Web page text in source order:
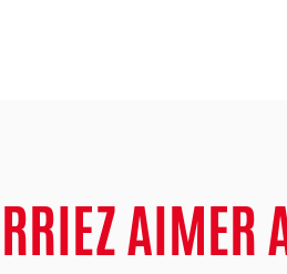
AIMER